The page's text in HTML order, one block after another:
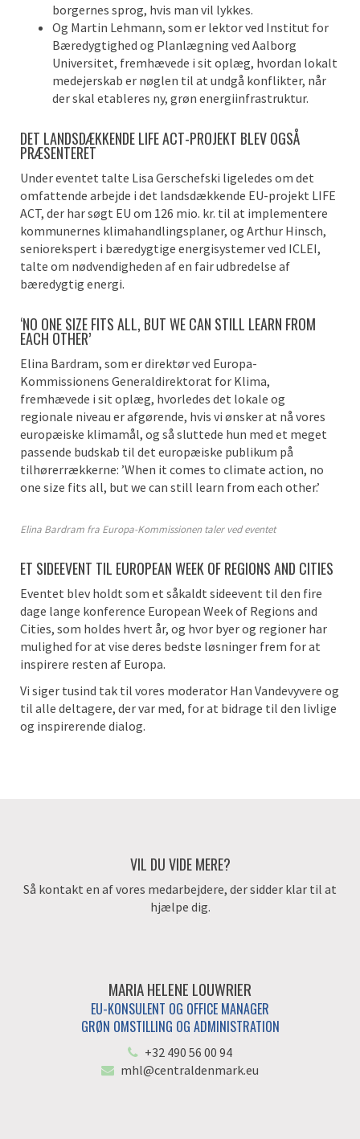
borgernes sprog, hvis man vil lykkes.
Og Martin Lehmann, som er lektor ved Institut for
Bæredygtighed og Planlægning ved Aalborg
Universitet, fremhævede i sit oplæg, hvordan lokalt
medejerskab er nøglen til at undgå konflikter, når
der skal etableres ny, grøn energiinfrastruktur.
DET LANDSDÆKKENDE LIFE ACT-PROJEKT BLEV OGSÅ
PRÆSENTERET
Under eventet talte Lisa Gerschefski ligeledes om det
omfattende arbejde i det landsdækkende EU-projekt LIFE
ACT, der har søgt EU om 126 mio. kr. til at implementere
kommunernes klimahandlingsplaner, og Arthur Hinsch,
seniorekspert i bæredygtige energisystemer ved ICLEI,
talte om nødvendigheden af en fair udbredelse af
bæredygtig energi.
‘NO ONE SIZE FITS ALL, BUT WE CAN STILL LEARN FROM
EACH OTHER’
Elina Bardram, som er direktør ved Europa-
Kommissionens Generaldirektorat for Klima,
fremhævede i sit oplæg, hvorledes det lokale og
regionale niveau er afgørende, hvis vi ønsker at nå vores
europæiske klimamål, og så sluttede hun med et meget
passende budskab til det europæiske publikum på
tilhørerrækkerne: ’When it comes to climate action, no
one size fits all, but we can still learn from each other.’
Elina Bardram fra Europa-Kommissionen taler ved eventet
ET SIDEEVENT TIL EUROPEAN WEEK OF REGIONS AND CITIES
Eventet blev holdt som et såkaldt sideevent til den fire
dage lange konference European Week of Regions and
Cities, som holdes hvert år, og hvor byer og regioner har
mulighed for at vise deres bedste løsninger frem for at
inspirere resten af Europa.
Vi siger tusind tak til vores moderator Han Vandevyvere og
til alle deltagere, der var med, for at bidrage til den livlige
og inspirerende dialog.
VIL DU VIDE MERE?
Så kontakt en af vores medarbejdere, der sidder klar til at
hjælpe dig.
MARIA HELENE LOUWRIER
EU-KONSULENT OG OFFICE MANAGER
GRØN OMSTILLING OG ADMINISTRATION
+32 490 56 00 94
mhl@centraldenmark.eu